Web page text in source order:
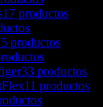
17 productos
productos
33 productos
11 productos